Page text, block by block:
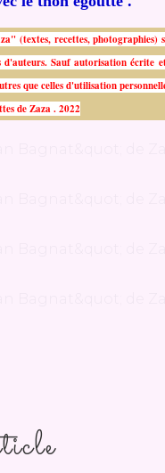
(textes, recettes,
Sauf autorisation
que celles d'utilisation
de Zaza . 2022